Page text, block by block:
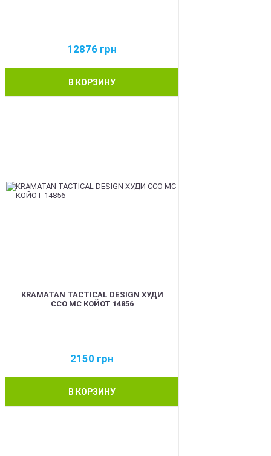
12876 грн
В КОРЗИНУ
KRAMATAN TACTICAL DESIGN ХУДИ
ССО МС КОЙОТ 14856
2150 грн
В КОРЗИНУ